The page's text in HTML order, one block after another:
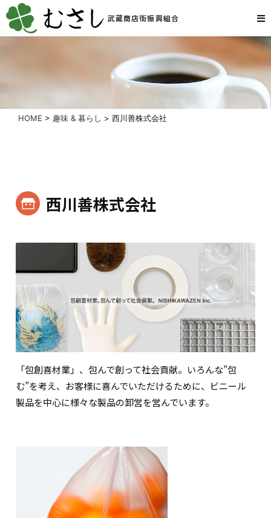
武蔵商店街振興組合
HOME > 趣味 & 暮らし > 西川善株式会社
西川善株式会社
「包創喜材業」、包んで創って社会貢献。いろんな”包
む”を考え、お客様に喜んでいただけるために、ビニール
製品を中心に様々な製品の卸営を営んでいます。